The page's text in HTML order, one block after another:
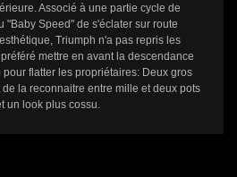
Associé à une partie cycle de
"Baby Speed" de s'éclater sur route
Triumph n'a pas repris les
mettre en avant la descendance
flatter les propriétaires: Deux gros
la reconnaitre entre mille et deux pots
un look plus cossu.